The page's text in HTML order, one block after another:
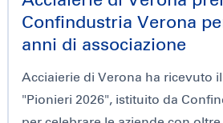
Confindustria Verona
anni di associazione
Acciaierie di Verona ha ricevuto
"Pionieri 2026", istituito da